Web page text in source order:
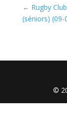
← Rugby
(séniors) (09-
©